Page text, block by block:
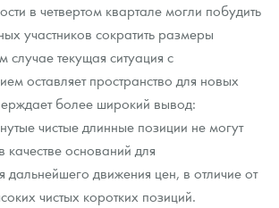
в четвертом квартале могли побудить
участников сократить размеры
текущая ситуация с
оставляет пространство для новых
более широкий вывод:
чистые длинные позиции не могут
качестве оснований для
дальнейшего движения цен, в отличие от
чистых коротких позиций.